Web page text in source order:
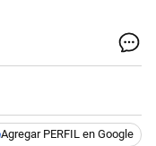
Agregar PERFIL en Google